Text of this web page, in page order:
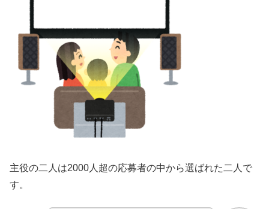
主役の二人は2000人超の応募者の中から選ばれた二人で
す。